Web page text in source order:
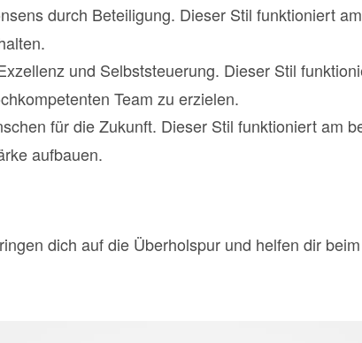
durch Beteiligung. Dieser Stil funktioniert
und Selbststeuerung. Dieser Stil
Team zu erzielen.
für die Zukunft. Dieser Stil funktioniert am
aufbauen.
dich auf die Überholspur und helfen dir